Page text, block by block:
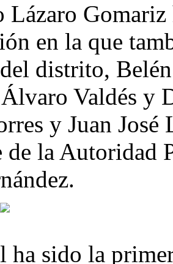
Lázaro
en la que
distrito,
Valdés y
y Juan
de la Autoridad
ha sido la